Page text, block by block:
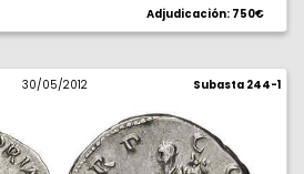
Adjudicación: 750€
30/05/2012 Subasta 244-1